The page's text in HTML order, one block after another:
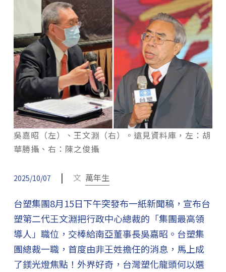
吳嘉昭（左）、王文淵（右）。遠見資料庫，左：胡
華勝攝、右：陳之俊攝
2025/10/07 | 文 萬年生
台塑集團8月15日下午突發布一紙新聞稿，宣布台
塑第二代王文淵把行政中心總裁的「集團最高領
導人」職位，交棒給南亞董事長吳嘉昭。台塑集
團總裁一職，首度由非王姓擔任的消息，馬上成
了鎂光燈焦點！外界好奇，台灣塑化龍頭何以選